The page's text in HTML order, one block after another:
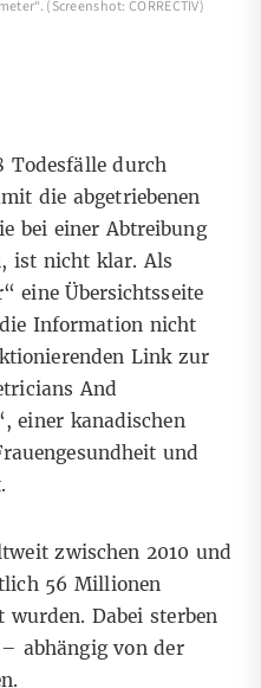
(Screenshot: CORRECTIV)
Todesfälle durch
die abgetriebenen
bei einer Abtreibung
ist nicht klar. Als
eineÜbersichtsseite
Information nicht
Linkzur
And
einer kanadischen
und
zwischen 2010 und
56 Millionen
Dabei sterben
abhängig von der